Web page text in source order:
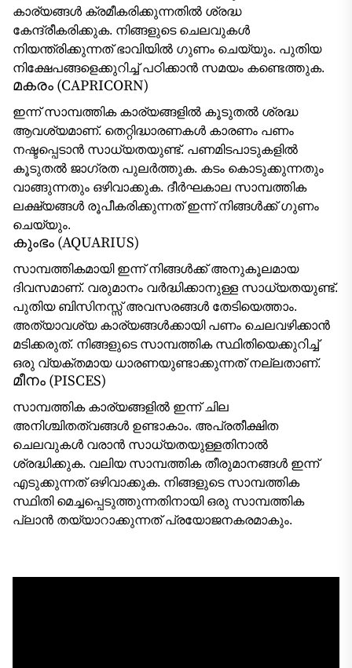
കാര്യങ്ങൾ ക്രമീകരിക്കുന്നതിൽ ശ്രദ്ധ
കേന്ദ്രീകരിക്കുക. നിങ്ങളുടെ ചെലവുകൾ
നിയന്ത്രിക്കുന്നത് ഭാവിയിൽ ഗുണം ചെയ്യും. പുതിയ
നിക്ഷേപങ്ങളെക്കുറിച്ച് പഠിക്കാൻ സമയം കണ്ടെത്തുക.
മകരം (CAPRICORN)
ഇന്ന് സാമ്പത്തിക കാര്യങ്ങളിൽ കൂടുതൽ ശ്രദ്ധ
ആവശ്യമാണ്. തെറ്റിദ്ധാരണകൾ കാരണം പണം
നഷ്ടപ്പെടാൻ സാധ്യതയുണ്ട്. പണമിടപാടുകളിൽ
കൂടുതൽ ജാഗ്രത പുലർത്തുക. കടം കൊടുക്കുന്നതും
വാങ്ങുന്നതും ഒഴിവാക്കുക. ദീർഘകാല സാമ്പത്തിക
ലക്ഷ്യങ്ങൾ രൂപീകരിക്കുന്നത് ഇന്ന് നിങ്ങൾക്ക് ഗുണം
ചെയ്യും.
കുംഭം (AQUARIUS)
സാമ്പത്തികമായി ഇന്ന് നിങ്ങൾക്ക് അനുകൂലമായ
ദിവസമാണ്. വരുമാനം വർദ്ധിക്കാനുള്ള സാധ്യതയുണ്ട്.
പുതിയ ബിസിനസ്സ് അവസരങ്ങൾ തേടിയെത്താം.
അത്യാവശ്യ കാര്യങ്ങൾക്കായി പണം ചെലവഴിക്കാൻ
മടിക്കരുത്. നിങ്ങളുടെ സാമ്പത്തിക സ്ഥിതിയെക്കുറിച്ച്
ഒരു വ്യക്തമായ ധാരണയുണ്ടാക്കുന്നത് നല്ലതാണ്.
മീനം (PISCES)
സാമ്പത്തിക കാര്യങ്ങളിൽ ഇന്ന് ചില
അനിശ്ചിതത്വങ്ങൾ ഉണ്ടാകാം. അപ്രതീക്ഷിത
ചെലവുകൾ വരാൻ സാധ്യതയുള്ളതിനാൽ
ശ്രദ്ധിക്കുക. വലിയ സാമ്പത്തിക തീരുമാനങ്ങൾ ഇന്ന്
എടുക്കുന്നത് ഒഴിവാക്കുക. നിങ്ങളുടെ സാമ്പത്തിക
സ്ഥിതി മെച്ചപ്പെടുത്തുന്നതിനായി ഒരു സാമ്പത്തിക
പ്ലാൻ തയ്യാറാക്കുന്നത് പ്രയോജനകരമാകും.